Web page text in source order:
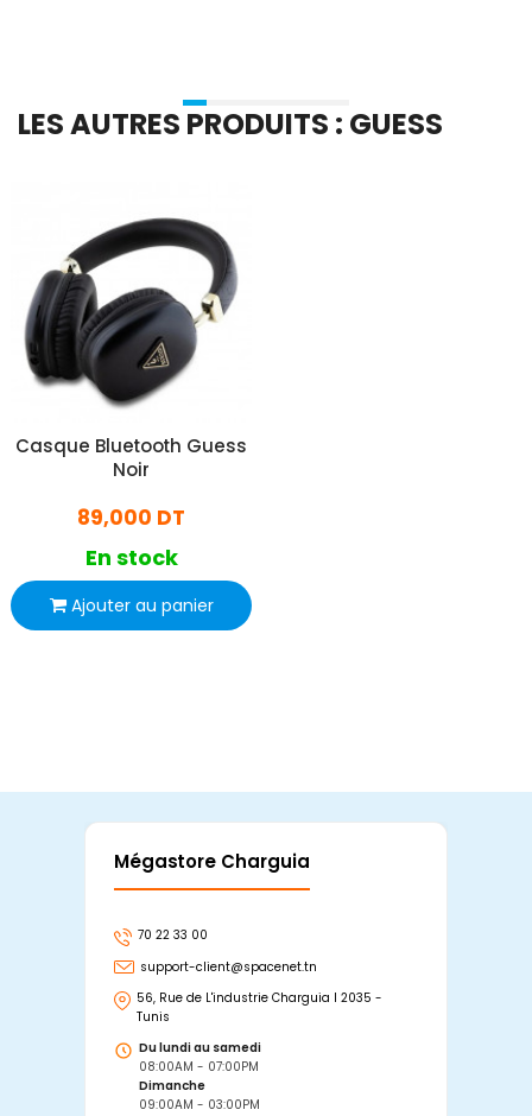
LES AUTRES PRODUITS : GUESS
Casque Bluetooth Guess
Noir
89,000 DT
En stock
Ajouter au panier
Mégastore Charguia
70 22 33 00
support-client@spacenet.tn
56, Rue de L'industrie Charguia I 2035 -
Tunis
Du lundi au samedi
08:00AM - 07:00PM
Dimanche
09:00AM - 03:00PM